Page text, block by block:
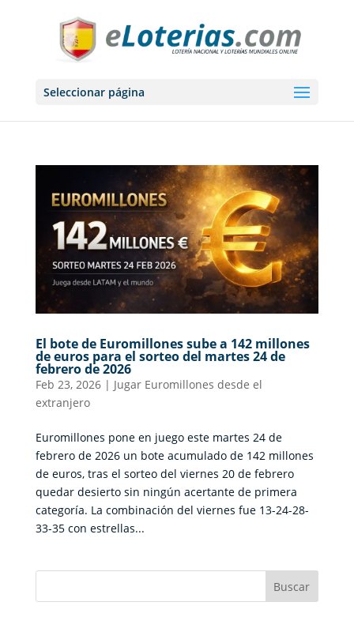
Seleccionar página
El bote de Euromillones sube a 142 millones
de euros para el sorteo del martes 24 de
febrero de 2026
Feb 23, 2026| Jugar Euromillones desde el
extranjero
Euromillones pone en juego este martes 24 de
febrero de 2026 un bote acumulado de 142 millones
de euros, tras el sorteo del viernes 20 de febrero
quedar desierto sin ningún acertante de primera
categoría. La combinación del viernes fue 13-24-28-
33-35 con estrellas...